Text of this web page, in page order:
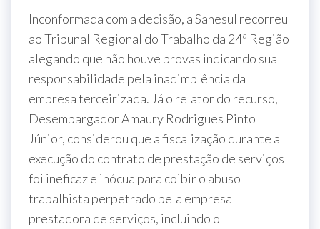
Inconformada com a decisão, a Sanesul recorreu
ao Tribunal Regional do Trabalho da 24ª Região
alegando que não houve provas indicando sua
responsabilidade pela inadimplência da
empresa terceirizada. Já o relator do recurso,
Desembargador Amaury Rodrigues Pinto
Júnior, considerou que a fiscalização durante a
execução do contrato de prestação de serviços
foi ineficaz e inócua para coibir o abuso
trabalhista perpetrado pela empresa
prestadora de serviços, incluindo o